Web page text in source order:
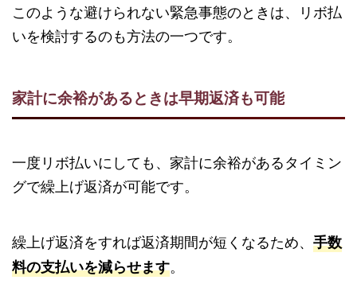
このような避けられない緊急事態のときは、リボ払
いを検討するのも方法の一つです。
家計に余裕があるときは早期返済も可能
一度リボ払いにしても、家計に余裕があるタイミン
グで繰上げ返済が可能です。
繰上げ返済をすれば返済期間が短くなるため、 手数
料の支払いを減らせます。